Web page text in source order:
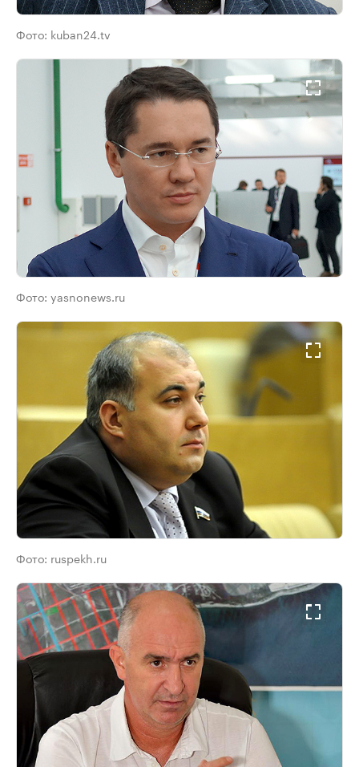
Фото: kuban24.tv
Фото: yasnonews.ru
Фото: ruspekh.ru